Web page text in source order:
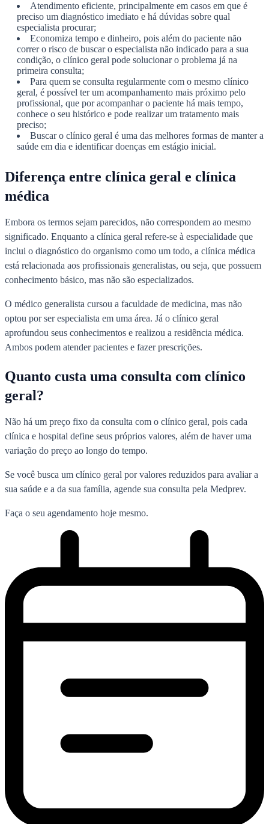
Atendimento eficiente, principalmente em casos em que é
preciso um diagnóstico imediato e há dúvidas sobre qual
especialista procurar;
Economiza tempo e dinheiro, pois além do paciente não
correr o risco de buscar o especialista não indicado para a sua
condição, o clínico geral pode solucionar o problema já na
primeira consulta;
Para quem se consulta regularmente com o mesmo clínico
geral, é possível ter um acompanhamento mais próximo pelo
profissional, que por acompanhar o paciente há mais tempo,
conhece o seu histórico e pode realizar um tratamento mais
preciso;
Buscar o clínico geral é uma das melhores formas de manter a
saúde em dia e identificar doenças em estágio inicial.
Diferença entre clínica geral e clínica
médica
Embora os termos sejam parecidos, não correspondem ao mesmo
significado. Enquanto a clínica geral refere-se à especialidade que
inclui o diagnóstico do organismo como um todo, a clínica médica
está relacionada aos profissionais generalistas, ou seja, que possuem
conhecimento básico, mas não são especializados.
O médico generalista cursou a faculdade de medicina, mas não
optou por ser especialista em uma área. Já o clínico geral
aprofundou seus conhecimentos e realizou a residência médica.
Ambos podem atender pacientes e fazer prescrições.
Quanto custa uma consulta com clínico
geral?
Não há um preço fixo da consulta com o clínico geral, pois cada
clínica e hospital define seus próprios valores, além de haver uma
variação do preço ao longo do tempo.
Se você busca um clínico geral por valores reduzidos para avaliar a
sua saúde e a da sua família, agende sua consulta pela Medprev.
Faça o seu agendamento hoje mesmo.